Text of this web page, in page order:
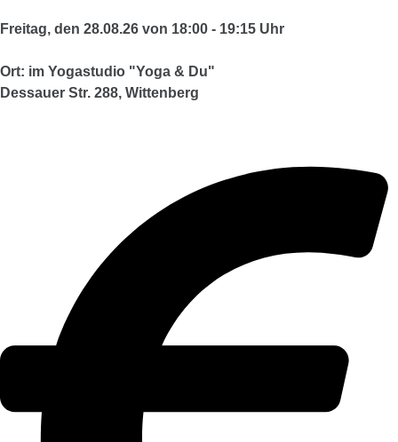
Freitag, den 28.08.26 von 18:00 - 19:15 Uhr
Ort: im Yogastudio "Yoga & Du"
Dessauer Str. 288, Wittenberg